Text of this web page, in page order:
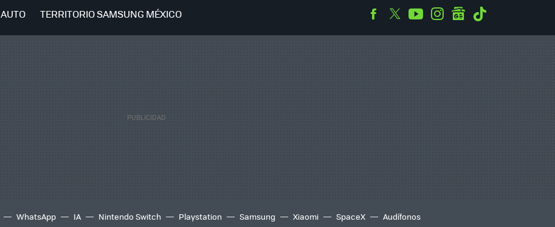
AUTO TERRITORIO SAMSUNG MÉXICO Facebook
TwitterYoutubeInstagramgooglenews
WhatsApp IA Nintendo Switch Playstation Samsung Xiaomi SpaceX Audífonos